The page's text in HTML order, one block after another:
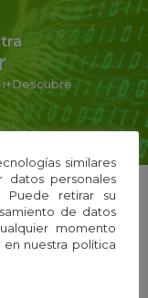
Equipo
similares
datos personales
retirar su
de datos
momento
nuestra política